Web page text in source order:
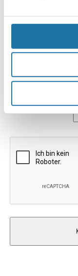
E-Mail-Adresse*